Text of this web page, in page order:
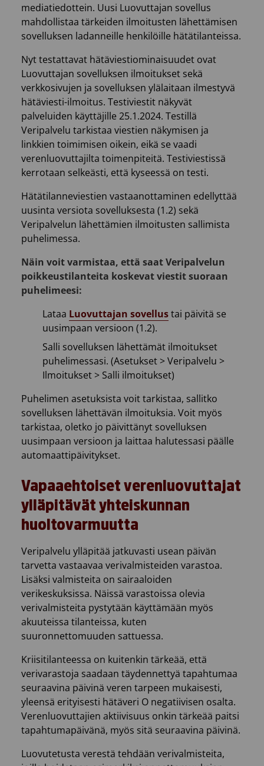
mediatiedottein. Uusi Luovuttajan sovellus
mahdollistaa tärkeiden ilmoitusten lähettämisen
sovelluksen ladanneille henkilöille hätätilanteissa.
Nyt testattavat hätäviestiominaisuudet ovat
Luovuttajan sovelluksen ilmoitukset sekä
verkkosivujen ja sovelluksen ylälaitaan ilmestyvä
hätäviesti-ilmoitus. Testiviestit näkyvät
palveluiden käyttäjille 25.1.2024. Testillä
Veripalvelu tarkistaa viestien näkymisen ja
linkkien toimimisen oikein, eikä se vaadi
verenluovuttajilta toimenpiteitä. Testiviestissä
kerrotaan selkeästi, että kyseessä on testi.
Hätätilanneviestien vastaanottaminen edellyttää
uusinta versiota sovelluksesta (1.2) sekä
Veripalvelun lähettämien ilmoitusten sallimista
puhelimessa.
Näin voit varmistaa, että saat Veripalvelun
poikkeustilanteita koskevat viestit suoraan
puhelimeesi:
Lataa Luovuttajan sovellustai päivitä se
uusimpaan versioon (1.2).
Salli sovelluksen lähettämät ilmoitukset
puhelimessasi. (Asetukset > Veripalvelu >
Ilmoitukset > Salli ilmoitukset)
Puhelimen asetuksista voit tarkistaa, sallitko
sovelluksen lähettävän ilmoituksia. Voit myös
tarkistaa, oletko jo päivittänyt sovelluksen
uusimpaan versioon ja laittaa halutessasi päälle
automaattipäivitykset.
Vapaaehtoiset verenluovuttajat
ylläpitävät yhteiskunnan
huoltovarmuutta
Veripalvelu ylläpitää jatkuvasti usean päivän
tarvetta vastaavaa verivalmisteiden varastoa.
Lisäksi valmisteita on sairaaloiden
verikeskuksissa. Näissä varastoissa olevia
verivalmisteita pystytään käyttämään myös
akuuteissa tilanteissa, kuten
suuronnettomuuden sattuessa.
Kriisitilanteessa on kuitenkin tärkeää, että
verivarastoja saadaan täydennettyä tapahtumaa
seuraavina päivinä veren tarpeen mukaisesti,
yleensä erityisesti hätäveri O negatiivisen osalta.
Verenluovuttajien aktiivisuus onkin tärkeää paitsi
tapahtumapäivänä, myös sitä seuraavina päivinä.
Luovutetusta verestä tehdään verivalmisteita,